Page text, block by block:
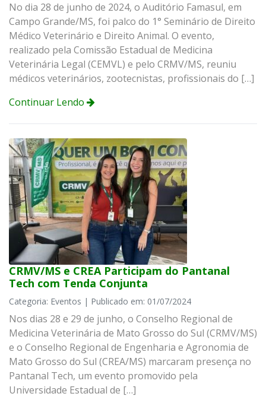
No dia 28 de junho de 2024, o Auditório Famasul, em
Campo Grande/MS, foi palco do 1° Seminário de Direito
Médico Veterinário e Direito Animal. O evento,
realizado pela Comissão Estadual de Medicina
Veterinária Legal (CEMVL) e pelo CRMV/MS, reuniu
médicos veterinários, zootecnistas, profissionais do […]
Continuar Lendo
CRMV/MS e CREA Participam do Pantanal
Tech com Tenda Conjunta
Categoria: Eventos | Publicado em: 01/07/2024
Nos dias 28 e 29 de junho, o Conselho Regional de
Medicina Veterinária de Mato Grosso do Sul (CRMV/MS)
e o Conselho Regional de Engenharia e Agronomia de
Mato Grosso do Sul (CREA/MS) marcaram presença no
Pantanal Tech, um evento promovido pela
Universidade Estadual de […]